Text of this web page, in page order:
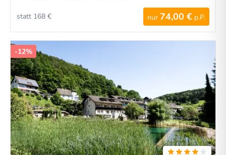
nur 74,00 € p.P.
statt 168 €
-12%